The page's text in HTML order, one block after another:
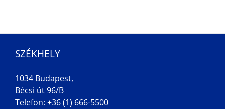
SZÉKHELY
1034 Budapest,
Bécsi út 96/B
Telefon: +36 (1) 666-5500